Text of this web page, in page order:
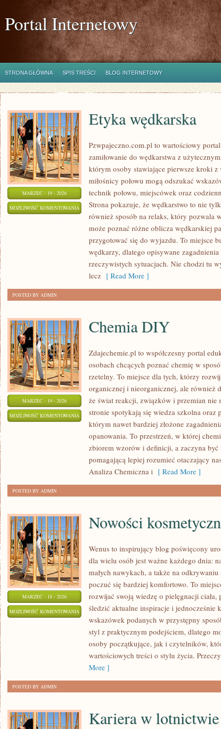
Portal Internetowy
STRONA GŁÓWNA SPIS TREŚCI BLOG INTERNETOWY
MARZEC - 19 - 2026
MOŻLIWOŚĆ KOMENTOWANIA ETYKA
WĘDKARSKA
Etyka wędkarska
Pzwpajeczno.com.pl to wartościowy
zamiłowanie do wędkarstwa z
którym osoby stawiające pierwsze kroki
miłośnicy połowu mogą odszukać
technik połowu, miejscówek oraz
Strona pokazuje, że wędkarstwo to nie
również sposób na relaks, który pozwala
może poznać różne oblicza wędkarskiej
przygotować się do wyjazdu. To miejsce
wędkarzy, dlatego opisywane
rzeczywistych sytuacjach. Nie chodzi tu
lecz [ Read More ]
POSTED BY ADMIN
MARZEC - 19 - 2026
MOŻLIWOŚĆ KOMENTOWANIA CHEMIA
Chemia DIY
Zdajechemie.pl to współczesny portal
osobach chcących poznać chemię w
rzetelny. To miejsce dla tych, którzy
organicznej i nieorganicznej, ale również
że świat reakcji, związków i przemian nie
stronie spotykają się wiedza szkolna oraz
którym nawet bardziej złożone
opanowania. To przestrzeń, w której
zbiorem wzorów i definicji, a zaczyna być
pomagającą lepiej rozumieć otaczający
Analiza Chemiczna i [ Read More ]
POSTED BY ADMIN
MARZEC - 18 - 2026
MOŻLIWOŚĆ KOMENTOWANIA NOWOŚCI
KOSMETYCZNE
Nowości
Wenus to inspirujący blog poświęcony
dla wielu osób jest ważne każdego dnia:
małych nawykach, a także na
poczuć się bardziej komfortowo. To
rozwijać swoją wiedzę o pielęgnacji
śledzić aktualne inspiracje i jednocześnie
wskazówek podanych w przystępny
styl z praktycznym podejściem, dlatego
osoby początkujące, jak i czytelników,
wartościowych treści o stylu życia.
More ]
POSTED BY ADMIN
Kariera w lotnictwie